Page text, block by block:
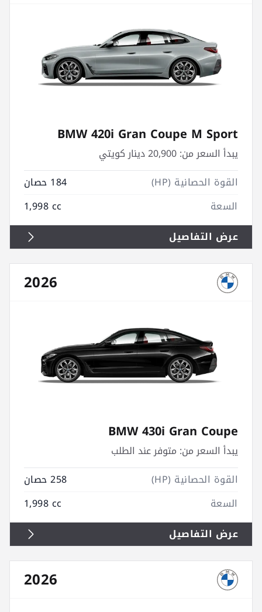
BMW 420i Gran Coupe M Sport
يبدأ السعر من:
القوة الحصانية (HP)
184 حصان
السعة
1,998 cc
عرض التفاصيل
2026
BMW 430i Gran Coupe
يبدأ السعر من: متوفر عند الطلب
القوة الحصانية (HP)
258 حصان
السعة
1,998 cc
عرض التفاصيل
2026